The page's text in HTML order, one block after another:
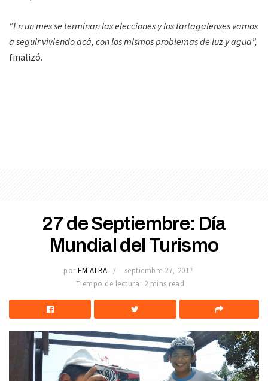
“En un mes se terminan las elecciones y los tartagalenses vamos
a seguir viviendo acá, con los mismos problemas de luz y agua”,
finalizó.
27 de Septiembre: Día
Mundial del Turismo
por FM ALBA
septiembre 27, 2017
Tiempo de lectura: 2 mins read